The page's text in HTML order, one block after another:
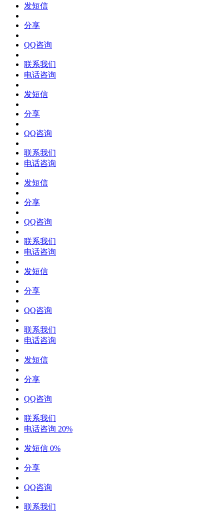
发短信
分享
QQ咨询
联系我们
电话咨询
发短信
分享
QQ咨询
联系我们
电话咨询
发短信
分享
QQ咨询
联系我们
电话咨询
发短信
分享
QQ咨询
联系我们
电话咨询
发短信
分享
QQ咨询
联系我们
电话咨询 20%
发短信 0%
分享
QQ咨询
联系我们